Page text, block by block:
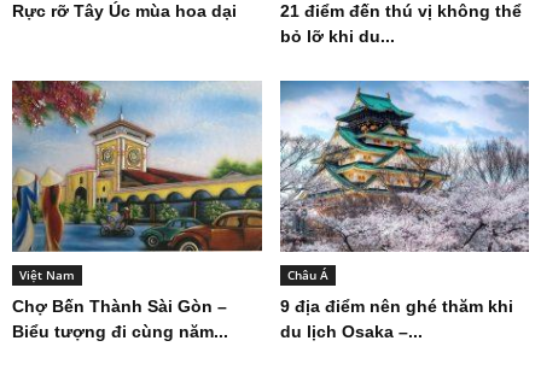
Rực rỡ Tây Úc mùa hoa dại
21 điểm đến thú vị không thể
bỏ lỡ khi du...
Việt Nam
Chợ Bến Thành Sài Gòn –
Biểu tượng đi cùng năm...
Châu Á
9 địa điểm nên ghé thăm khi
du lịch Osaka –...